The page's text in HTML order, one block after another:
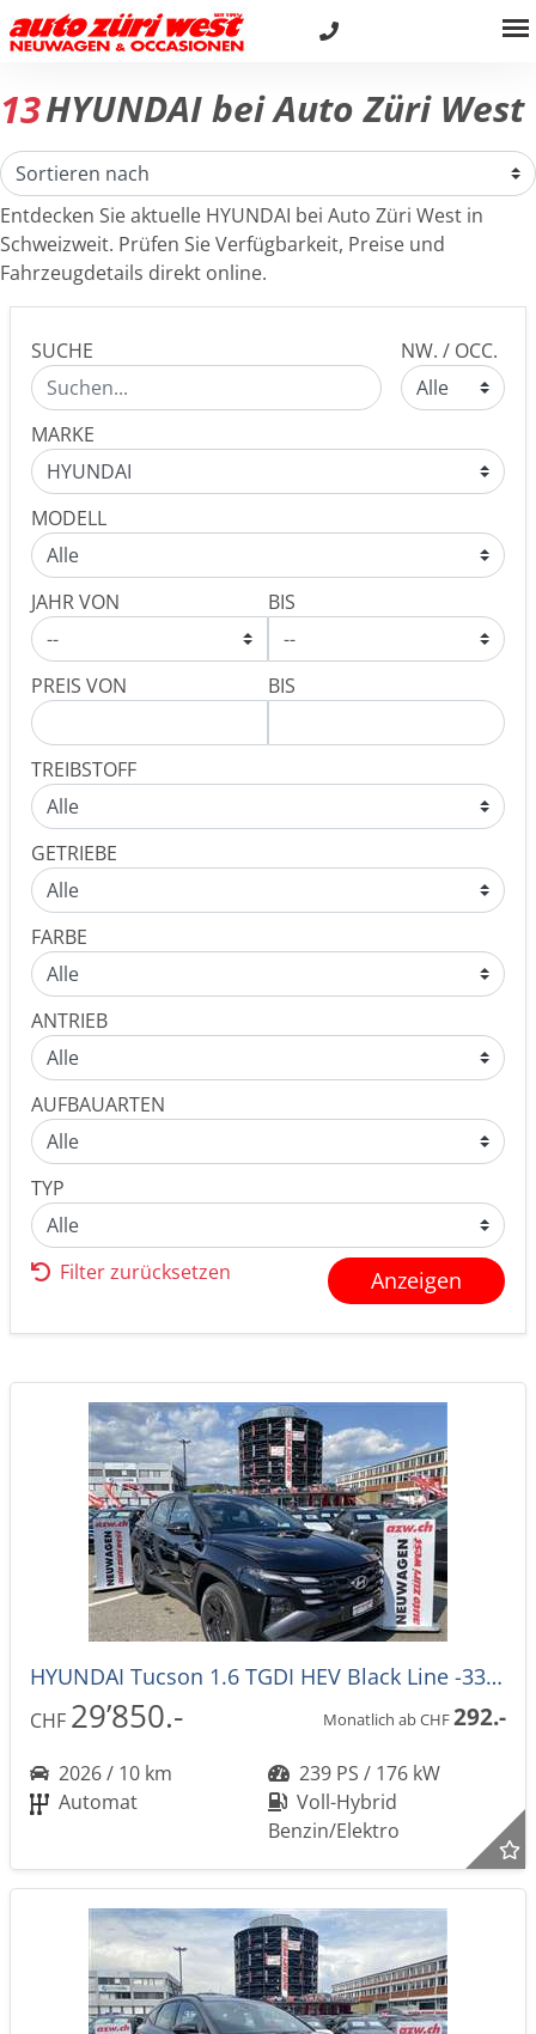
13HYUNDAI bei Auto Züri West
Entdecken Sie aktuelle HYUNDAI bei Auto Züri West in
Schweizweit. Prüfen Sie Verfügbarkeit, Preise und
Fahrzeugdetails direkt online.
SUCHE NW. / OCC.
MARKE
MODELL
JAHR VON BIS
PREIS VON BIS
TREIBSTOFF
GETRIEBE
FARBE
ANTRIEB
AUFBAUARTEN
TYP
Filter zurücksetzen Anzeigen
HYUNDAI Tucson 1.6 TGDI HEV Black Line -33%! Automat
CHF 29’850.- Monatlich ab CHF292.-
2026 / 10 km
239 PS / 176 kW
Automat
Voll-Hybrid
Benzin/Elektro